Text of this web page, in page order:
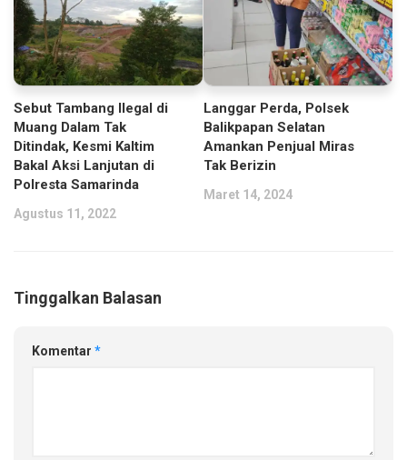
Sebut Tambang Ilegal di
Muang Dalam Tak
Ditindak, Kesmi Kaltim
Bakal Aksi Lanjutan di
Polresta Samarinda
Agustus 11, 2022
Langgar Perda, Polsek
Balikpapan Selatan
Amankan Penjual Miras
Tak Berizin
Maret 14, 2024
Tinggalkan Balasan
Komentar *